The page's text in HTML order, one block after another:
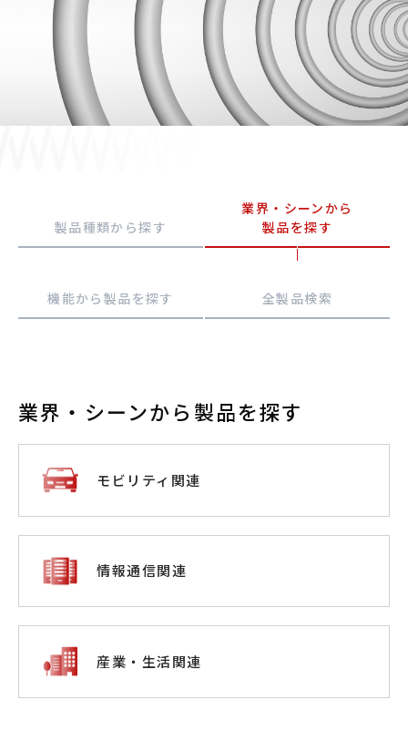
製品種類から探す
業界・シーンから
製品を探す
機能から製品を探す 全製品検索
業界・シーンから製品を探す
モビリティ関連
情報通信関連
産業・生活関連